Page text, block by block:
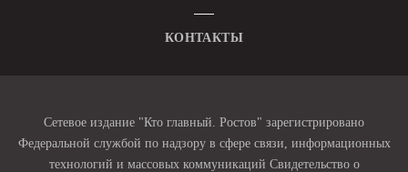
КОНТАКТЫ
Сетевое издание "Кто главный. Ростов" зарегистрировано
Федеральной службой по надзору в сфере связи, информационных
технологий и массовых коммуникаций Свидетельство о